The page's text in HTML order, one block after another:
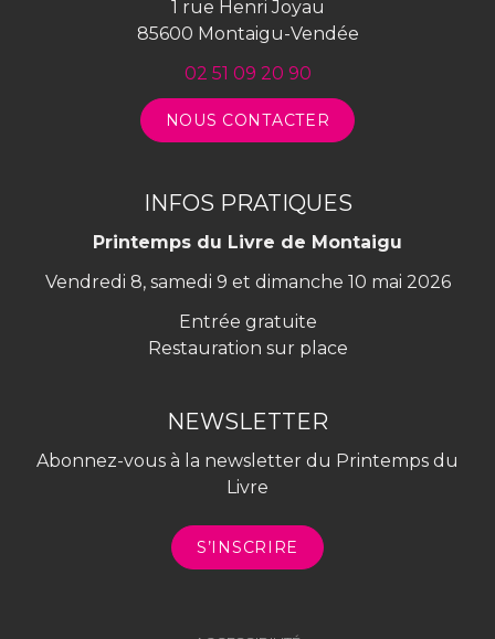
1 rue Henri Joyau
85600 Montaigu-Vendée
02 51 09 20 90
NOUS CONTACTER
INFOS PRATIQUES
Printemps du Livre de Montaigu
Vendredi 8, samedi 9 et dimanche 10 mai 2026
Entrée gratuite
Restauration sur place
NEWSLETTER
Abonnez-vous à la newsletter du Printemps du
Livre
S’INSCRIRE